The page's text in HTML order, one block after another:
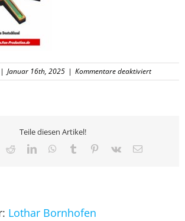
| Januar 16th, 2025 | Kommentare deaktiviertfür
66
Teile diesen Artikel!
RedditLinkedInWhatsApp
Tumblr Pinterest
Vk
E-
Lothar Bornhofen